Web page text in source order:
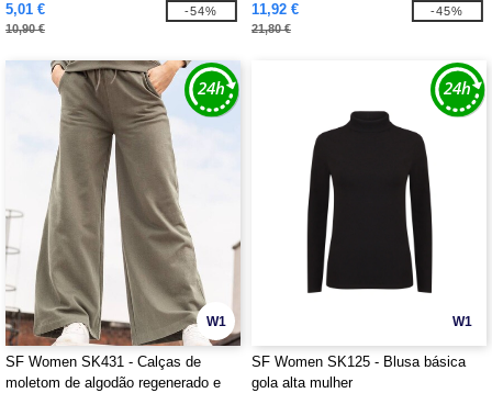
5,01 €
10,90 €
-54%
11,92 €
21,80 €
-45%
W1
SF Women SK431 - Calças de
moletom de algodão regenerado e
W1
SF Women SK125 - Blusa básica
gola alta mulher